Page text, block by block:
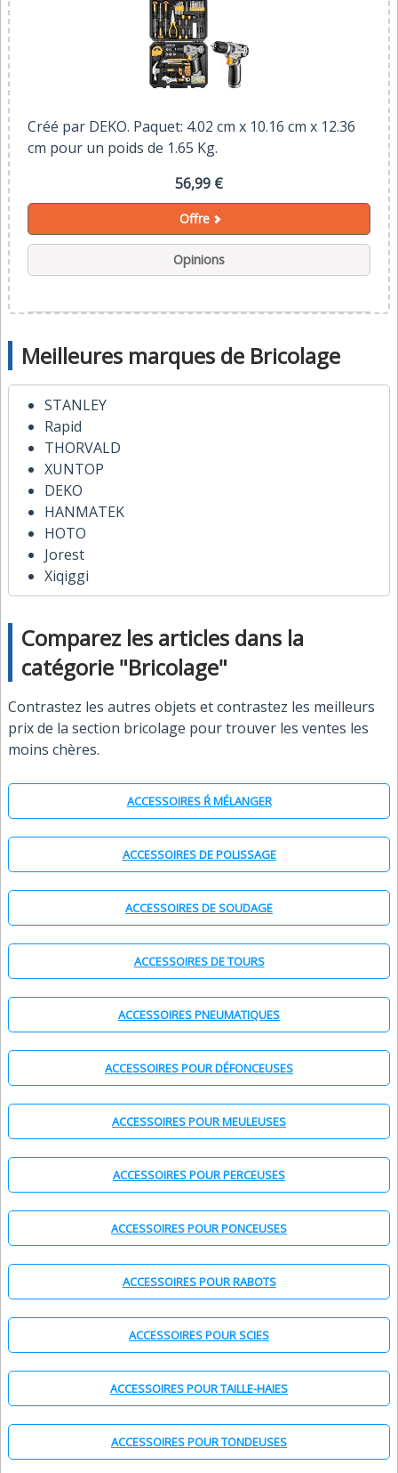
Créé par DEKO. Paquet: 4.02 cm x 10.16 cm x 12.36
cm pour un poids de 1.65 Kg.
56,99 €
Offre
Opinions
Meilleures marques de Bricolage
STANLEY
Rapid
THORVALD
XUNTOP
DEKO
HANMATEK
HOTO
Jorest
Xiqiggi
Comparez les articles dans la
catégorie "Bricolage"
Contrastez les autres objets et contrastez les meilleurs
prix de la section bricolage pour trouver les ventes les
moins chères.
ACCESSOIRES Ŕ MÉLANGER
ACCESSOIRES DE POLISSAGE
ACCESSOIRES DE SOUDAGE
ACCESSOIRES DE TOURS
ACCESSOIRES PNEUMATIQUES
ACCESSOIRES POUR DÉFONCEUSES
ACCESSOIRES POUR MEULEUSES
ACCESSOIRES POUR PERCEUSES
ACCESSOIRES POUR PONCEUSES
ACCESSOIRES POUR RABOTS
ACCESSOIRES POUR SCIES
ACCESSOIRES POUR TAILLE-HAIES
ACCESSOIRES POUR TONDEUSES